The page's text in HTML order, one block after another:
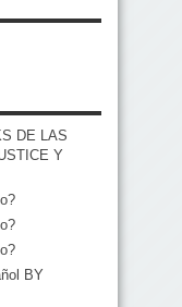
DE LAS
Y
BY